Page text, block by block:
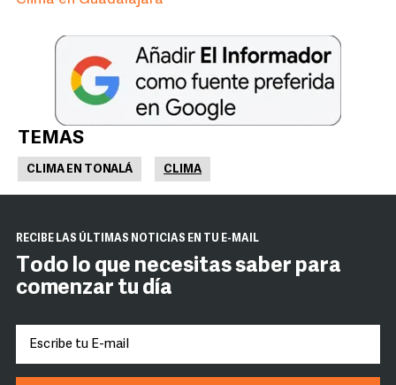
TEMAS
CLIMA EN TONALÁ CLIMA
RECIBE LAS ÚLTIMAS NOTICIAS EN TU E-MAIL
Todo lo que necesitas saber para
comenzar tu día